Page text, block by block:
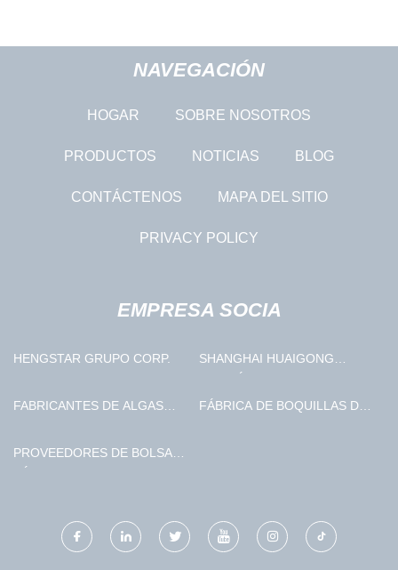
NAVEGACIÓN
HOGAR SOBRE NOSOTROS
PRODUCTOS NOTICIAS BLOG
CONTÁCTENOS MAPA DEL SITIO
PRIVACY POLICY
EMPRESA SOCIA
HENGSTAR GRUPO CORP.
SHANGHAI HUAIGONG
GRUPO CO., LTD
FABRICANTES DE ALGAS
FÁBRICA DE BOQUILLAS DE
PROVEEDORES DE BOLSAS